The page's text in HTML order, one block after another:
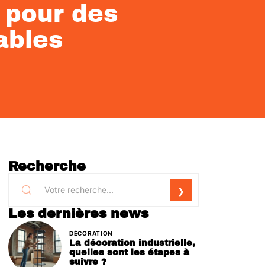
des
Recherche
Les dernières news
DÉCORATION
La décoration industrielle,
quelles sont les étapes à
suivre ?